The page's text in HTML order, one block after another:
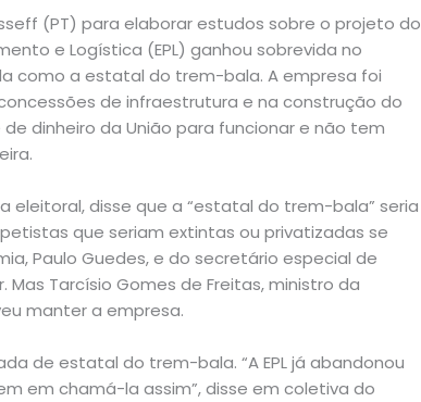
(PT) para elaborar estudos sobre o projeto do
e Logística (EPL) ganhou sobrevida no
como a estatal do trem-bala. A empresa foi
de infraestrutura e na construção do
dinheiro da União para funcionar e não tem
eleitoral, disse que a “estatal do trem-bala” seria
que seriam extintas ou privatizadas se
Paulo Guedes, e do secretário especial de
Tarcísio Gomes de Freitas, ministro da
manter a empresa.
de estatal do trem-bala. “A EPL já abandonou
em chamá-la assim”, disse em coletiva do